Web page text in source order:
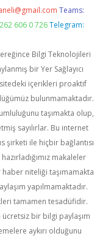
Teams:
606 0 726 Telegram:
Bilgi Teknolojileri
bir Yer Sağlayıcı
içerikleri proaktif
bulunmamaktadır.
taşımakta olup,
sayılırlar. Bu internet
şirketi ile hiçbir bağlantısı
makaleler
niteliği taşımamakta
yapılmamaktadır.
tamamen tesadüfidir.
ücretsiz bir bilgi paylaşım
aykırı olduğunu